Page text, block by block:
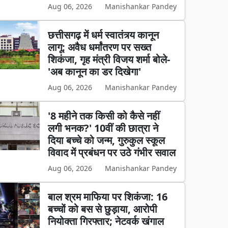
Aug 06, 2026 Manishankar Pandey
छत्तीसगढ़ में धर्म स्वातंत्र्य कानून
लागू: अवैध धर्मांतरण पर सख्त
शिकंजा, गृह मंत्री विजय शर्मा बोले-
'अब कानून का डर दिखेगा'
Aug 06, 2026 Manishankar Pandey
'8 महीने तक किसी को कैसे नहीं
लगी भनक?' 10वीं की छात्रा ने
दिया बच्चे को जन्म, गुरुकुल स्कूल
विवाद में प्रबंधन पर उठे गंभीर सवाल
Aug 06, 2026 Manishankar Pandey
बाल श्रम माफिया पर शिकंजा: 16
बच्चों को बस से छुड़ाया, आरोपी
नियोक्ता गिरफ्तार; नेटवर्क खंगाल